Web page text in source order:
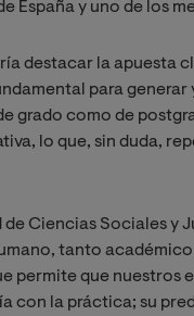
España y uno de los
destacar la apuesta
para
grado como de
lo que, sin duda,
Ciencias Sociales y
tanto
permite que nuestros
con la práctica; su